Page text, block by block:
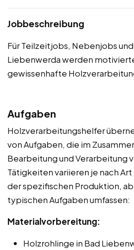
Jobbeschreibung
Für Teilzeitjobs, Nebenjobs
Liebenwerda werden
gewissenhafte
Aufgaben
Holzverarbeitungshelfer
von Aufgaben, die im
Bearbeitung und Verarbeitung
Tätigkeiten variieren je nach
der spezifischen Produktion,
typischen Aufgaben umfassen:
Materialvorbereitung:
Holzrohlinge in Bad